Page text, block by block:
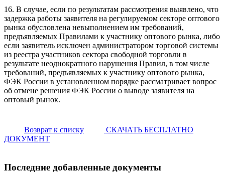
16. В случае, если по результатам рассмотрения выявлено, что
задержка работы заявителя на регулируемом секторе оптового
рынка обусловлена невыполнением им требований,
предъявляемых Правилами к участнику оптового рынка, либо
если заявитель исключен администратором торговой системы
из реестра участников сектора свободной торговли в
результате неоднократного нарушения Правил, в том числе
требований, предъявляемых к участнику оптового рынка,
ФЭК России в установленном порядке рассматривает вопрос
об отмене решения ФЭК России о выводе заявителя на
оптовый рынок.
Возврат к списку
СКАЧАТЬ БЕСПЛАТНО
ДОКУМЕНТ
Последние добавленные документы